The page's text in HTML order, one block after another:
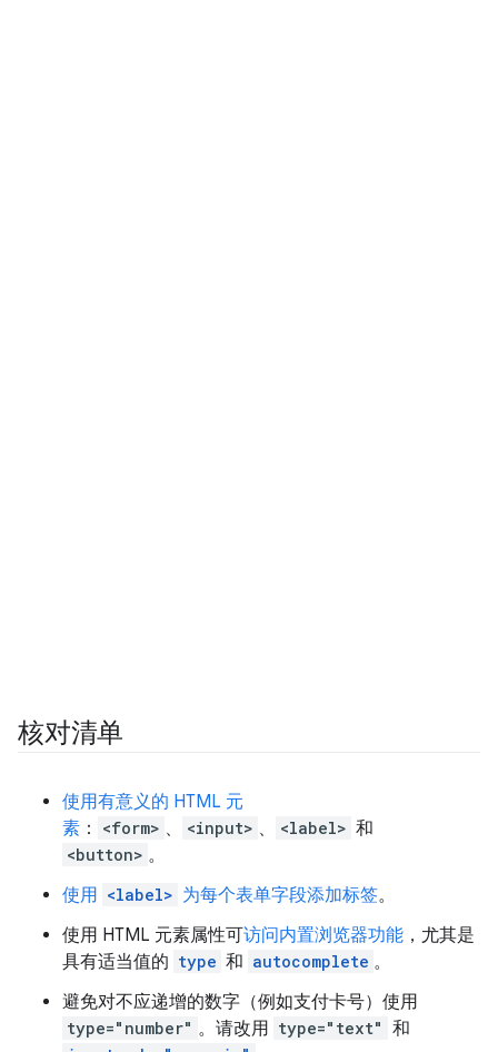
核对清单
使用有意义的 HTML 元
素 ： <form> 、 <input> 、 <label> 和
<button> 。
使用 <label> 为每个表单字段添加标签。
使用 HTML 元素属性可访问内置浏览器功能 ，尤其是
具有适当值的 type 和 autocomplete 。
避免对不应递增的数字（例如支付卡号）使用
type="number" 。请改用 type="text" 和